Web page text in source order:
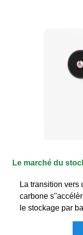
Le marché du
La transition vers
carbone
le stockage par